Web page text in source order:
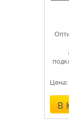
Цена:
В